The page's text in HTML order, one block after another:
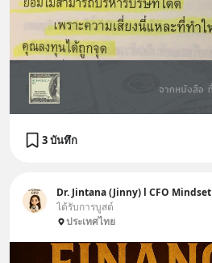
3 บันทึก
Dr. Jintana (Jinny) l CFO Mindset
ได้รับการบูสต์
ประเทศไทย